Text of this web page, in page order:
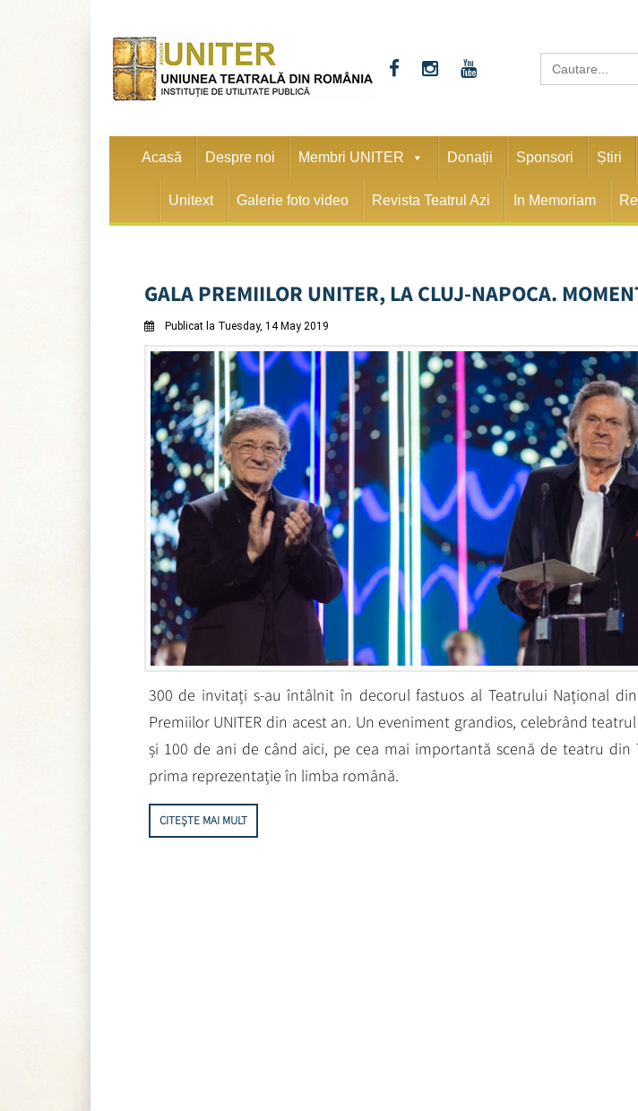
Search
for:
Acasă Despre noi Membri UNITER Donații Sponsori Știri
Unitext Galerie foto video Revista Teatrul Azi In Memoriam
GALA PREMIILOR UNITER, LA CLUJ-NAPOCA.
Publicat la Tuesday, 14 May 2019
300 de invitați s-au întâlnit în decorul fastuos al Teatrului Național din
Premiilor UNITER din acest an. Un eveniment grandios, celebrând
și 100 de ani de când aici, pe cea mai importantă scenă de teatru din
prima reprezentație în limba română.
CITEȘTE MAI MULT